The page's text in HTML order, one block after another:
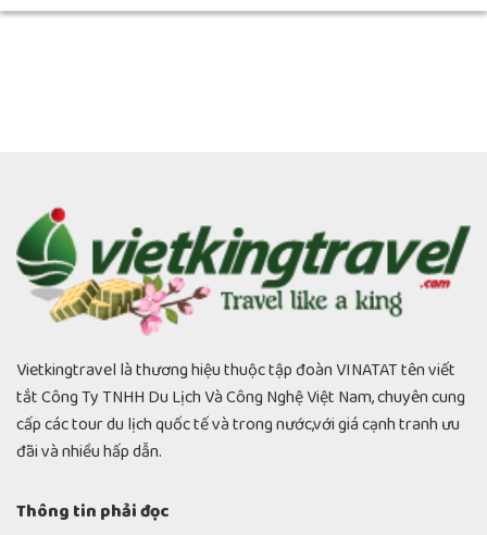
Vietkingtravel là thương hiệu thuộc tập đoàn VINATAT tên viết
tắt Công Ty TNHH Du Lịch Và Công Nghệ Việt Nam, chuyên cung
cấp các tour du lịch quốc tế và trong nước,với giá cạnh tranh ưu
đãi và nhiều hấp dẫn.
Thông tin phải đọc